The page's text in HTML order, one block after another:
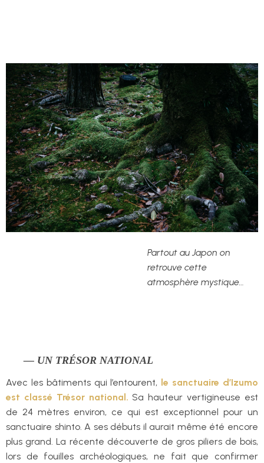
Partout au Japon on
retrouve cette
atmosphère mystique…
— UN TRÉSOR NATIONAL
Avec les bâtiments qui l’entourent, le sanctuaire d’Izumo
est classé Trésor national. Sa hauteur vertigineuse est
de 24 mètres environ, ce qui est exceptionnel pour un
sanctuaire shinto. A ses débuts il aurait même été encore
plus grand. La récente découverte de gros piliers de bois,
lors de fouilles archéologiques, ne fait que confirmer